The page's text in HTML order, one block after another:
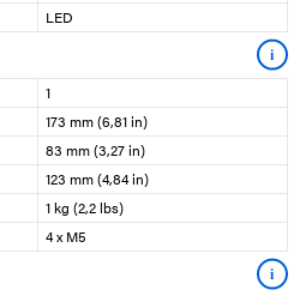
LED
i
1
173 mm (6,81 in)
83 mm (3,27 in)
123 mm (4,84 in)
1 kg (2,2 lbs)
4 x M5
i